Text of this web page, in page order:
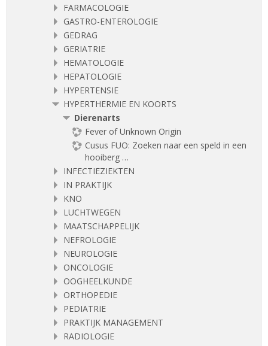
FARMACOLOGIE
GASTRO-ENTEROLOGIE
GEDRAG
GERIATRIE
HEMATOLOGIE
HEPATOLOGIE
HYPERTENSIE
HYPERTHERMIE EN KOORTS
Dierenarts
Fever of Unknown Origin
Cusus FUO: Zoeken naar een speld in een
hooiberg …
INFECTIEZIEKTEN
IN PRAKTIJK
KNO
LUCHTWEGEN
MAATSCHAPPELIJK
NEFROLOGIE
NEUROLOGIE
ONCOLOGIE
OOGHEELKUNDE
ORTHOPEDIE
PEDIATRIE
PRAKTIJK MANAGEMENT
RADIOLOGIE